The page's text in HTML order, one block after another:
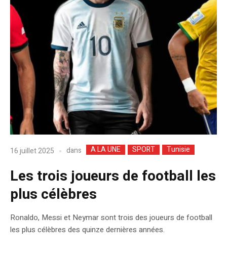
16 juillet 2025 dans A LA UNE SPORT Tunisie
Les trois joueurs de football les
plus célèbres
Ronaldo, Messi et Neymar sont trois des joueurs de football
les plus célèbres des quinze dernières années.